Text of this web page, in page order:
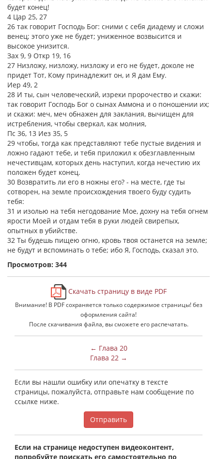
будет конец!
4 Цар 25, 27
26 так говорит Господь Бог: сними с себя диадему и сложи
венец; этого уже не будет; униженное возвысится и
высокое унизится.
Зах 9, 9 Откр 19, 16
27 Низложу, низложу, низложу и его не будет, доколе не
придет Тот, Кому принадлежит он, и Я дам Ему.
Иер 49, 2
28 И ты, сын человеческий, изреки пророчество и скажи:
так говорит Господь Бог о сынах Аммона и о поношении их;
и скажи: меч, меч обнажен для заклания, вычищен для
истребления, чтобы сверкал, как молния,
Пс 36, 13 Иез 35, 5
29 чтобы, тогда как представляют тебе пустые видения и
ложно гадают тебе, и тебя приложил к обезглавленным
нечестивцам, которых день наступил, когда нечестию их
положен будет конец.
30 Возвратить ли его в ножны его? - на месте, где ты
сотворен, на земле происхождения твоего буду судить
тебя:
31 и изолью на тебя негодование Мое, дохну на тебя огнем
ярости Моей и отдам тебя в руки людей свирепых,
опытных в убийстве.
32 Ты будешь пищею огню, кровь твоя останется на земле;
не будут и вспоминать о тебе; ибо Я, Господь, сказал это.
Просмотров: 344
Скачать страницу в виде PDF
Внимание! В PDF сохраняется только содержимое страницы! без
оформления сайта!
После скачивания файла, вы сможете его распечатать.
← Глава 20
Глава 22 →
Если вы нашли ошибку или опечатку в тексте
страницы, пожалуйста, отправьте нам сообщение по
ссылке ниже.
Отправить
Если на странице недоступен видеоконтент,
попробуйте поискать его самостоятельно по